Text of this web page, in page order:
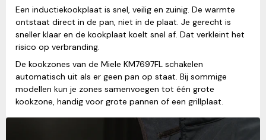
Een inductiekookplaat is snel, veilig en zuinig. De warmte
ontstaat direct in de pan, niet in de plaat. Je gerecht is
sneller klaar en de kookplaat koelt snel af. Dat verkleint het
risico op verbranding.
De kookzones van de Miele KM7697FL schakelen
automatisch uit als er geen pan op staat. Bij sommige
modellen kun je zones samenvoegen tot één grote
kookzone, handig voor grote pannen of een grillplaat.